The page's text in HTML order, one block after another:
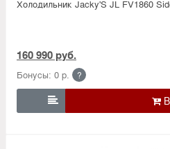
Холодильник Jacky'S JL FV1860
160 990 руб.
Бонусы: 0 р. ?
